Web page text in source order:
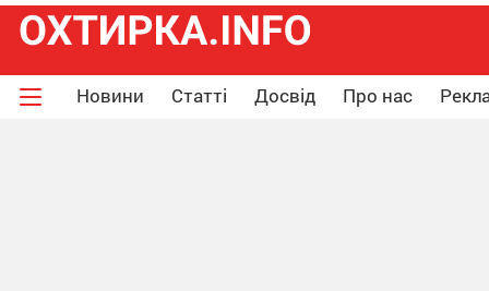
Новини Статті Досвід Про нас